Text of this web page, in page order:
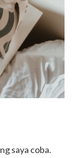
saya coba.